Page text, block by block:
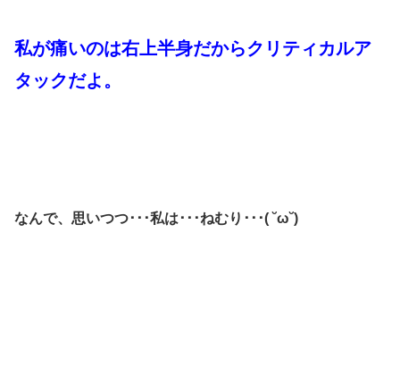
私が痛いのは右上半身だからクリティカルア
タックだよ。
なんで、思いつつ･･･私は･･･ねむり･･･( ˘ω˘)